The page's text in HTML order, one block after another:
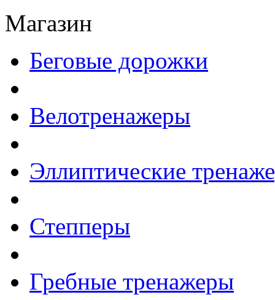
Магазин
Беговые дорожки
Велотренажеры
Эллиптические
Степперы
Гребные тренажеры